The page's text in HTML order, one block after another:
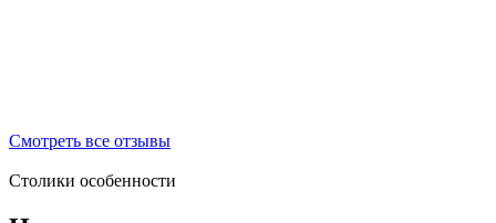
Смотреть все отзывы
Столики особенности